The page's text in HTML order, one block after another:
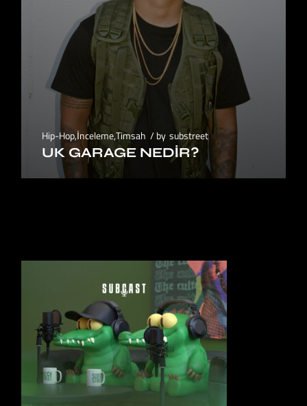
Hip-Hop,İnceleme,Timsah by substreet
UK GARAGE NEDIR?